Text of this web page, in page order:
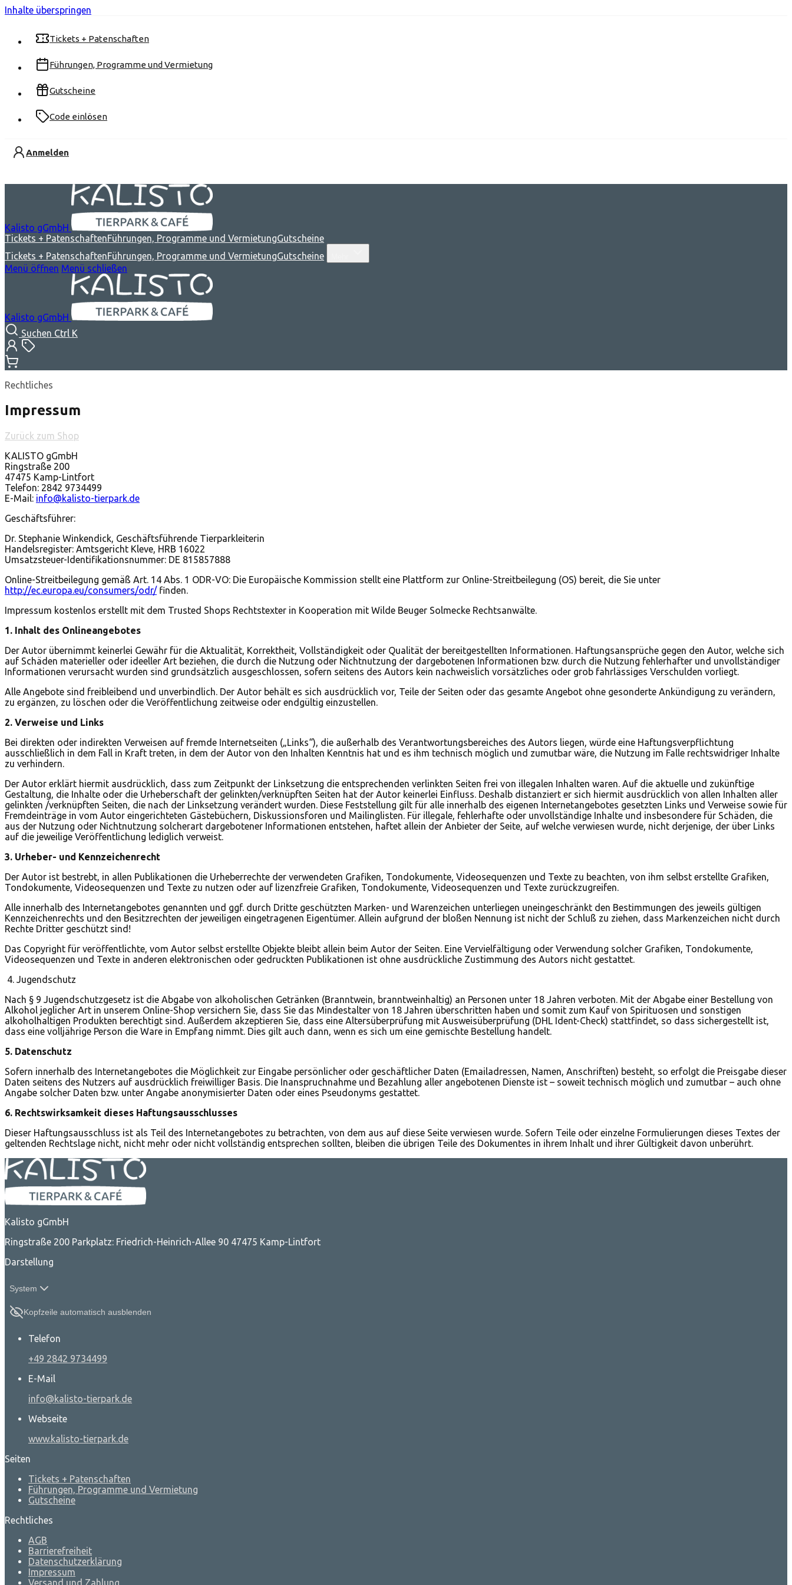
Inhalte überspringen
Tickets + Patenschaften
Führungen, Programme und Vermietung
Gutscheine
Code einlösen
Anmelden
Kalisto gGmbH
Tickets + PatenschaftenFührungen, Programme und VermietungGutscheine
Tickets + PatenschaftenFührungen, Programme und VermietungGutscheine
Menü öffnen Menü schließen
Kalisto gGmbH
Suchen Ctrl K
Rechtliches
Impressum
Zurück zum Shop
KALISTO gGmbH
Ringstraße 200
47475 Kamp-Lintfort
Telefon: 2842 9734499
E-Mail: info@kalisto-tierpark.de
Geschäftsführer:
Dr. Stephanie Winkendick, Geschäftsführende Tierparkleiterin
Handelsregister: Amtsgericht Kleve, HRB 16022
Umsatzsteuer-Identifikationsnummer: DE 815857888
Online-Streitbeilegung gemäß Art. 14 Abs. 1 ODR-VO: Die Europäische Kommission stellt eine Plattform zur Online-Streitbeilegung (OS) bereit, die Sie unter
http://ec.europa.eu/consumers/odr/finden.
Impressum kostenlos erstellt mit dem Trusted Shops Rechtstexter in Kooperation mit Wilde Beuger Solmecke Rechtsanwälte.
1. Inhalt des Onlineangebotes
Der Autor übernimmt keinerlei Gewähr für die Aktualität, Korrektheit, Vollständigkeit oder Qualität der bereitgestellten Informationen. Haftungsansprüche gegen den Autor, welche sich
auf Schäden materieller oder ideeller Art beziehen, die durch die Nutzung oder Nichtnutzung der dargebotenen Informationen bzw. durch die Nutzung fehlerhafter und unvollständiger
Informationen verursacht wurden sind grundsätzlich ausgeschlossen, sofern seitens des Autors kein nachweislich vorsätzliches oder grob fahrlässiges Verschulden vorliegt.
Alle Angebote sind freibleibend und unverbindlich. Der Autor behält es sich ausdrücklich vor, Teile der Seiten oder das gesamte Angebot ohne gesonderte Ankündigung zu verändern,
zu ergänzen, zu löschen oder die Veröffentlichung zeitweise oder endgültig einzustellen.
2. Verweise und Links
Bei direkten oder indirekten Verweisen auf fremde Internetseiten („Links“), die außerhalb des Verantwortungsbereiches des Autors liegen, würde eine Haftungsverpflichtung
ausschließlich in dem Fall in Kraft treten, in dem der Autor von den Inhalten Kenntnis hat und es ihm technisch möglich und zumutbar wäre, die Nutzung im Falle rechtswidriger Inhalte
zu verhindern.
Der Autor erklärt hiermit ausdrücklich, dass zum Zeitpunkt der Linksetzung die entsprechenden verlinkten Seiten frei von illegalen Inhalten waren. Auf die aktuelle und zukünftige
Gestaltung, die Inhalte oder die Urheberschaft der gelinkten/verknüpften Seiten hat der Autor keinerlei Einfluss. Deshalb distanziert er sich hiermit ausdrücklich von allen Inhalten aller
gelinkten /verknüpften Seiten, die nach der Linksetzung verändert wurden. Diese Feststellung gilt für alle innerhalb des eigenen Internetangebotes gesetzten Links und Verweise sowie für
Fremdeinträge in vom Autor eingerichteten Gästebüchern, Diskussionsforen und Mailinglisten. Für illegale, fehlerhafte oder unvollständige Inhalte und insbesondere für Schäden, die
aus der Nutzung oder Nichtnutzung solcherart dargebotener Informationen entstehen, haftet allein der Anbieter der Seite, auf welche verwiesen wurde, nicht derjenige, der über Links
auf die jeweilige Veröffentlichung lediglich verweist.
3. Urheber- und Kennzeichenrecht
Der Autor ist bestrebt, in allen Publikationen die Urheberrechte der verwendeten Grafiken, Tondokumente, Videosequenzen und Texte zu beachten, von ihm selbst erstellte Grafiken,
Tondokumente, Videosequenzen und Texte zu nutzen oder auf lizenzfreie Grafiken, Tondokumente, Videosequenzen und Texte zurückzugreifen.
Alle innerhalb des Internetangebotes genannten und ggf. durch Dritte geschützten Marken- und Warenzeichen unterliegen uneingeschränkt den Bestimmungen des jeweils gültigen
Kennzeichenrechts und den Besitzrechten der jeweiligen eingetragenen Eigentümer. Allein aufgrund der bloßen Nennung ist nicht der Schluß zu ziehen, dass Markenzeichen nicht durch
Rechte Dritter geschützt sind!
Das Copyright für veröffentlichte, vom Autor selbst erstellte Objekte bleibt allein beim Autor der Seiten. Eine Vervielfältigung oder Verwendung solcher Grafiken, Tondokumente,
Videosequenzen und Texte in anderen elektronischen oder gedruckten Publikationen ist ohne ausdrückliche Zustimmung des Autors nicht gestattet.
4. Jugendschutz
Nach § 9 Jugendschutzgesetz ist die Abgabe von alkoholischen Getränken (Branntwein, branntweinhaltig) an Personen unter 18 Jahren verboten. Mit der Abgabe einer Bestellung von
Alkohol jeglicher Art in unserem Online-Shop versichern Sie, dass Sie das Mindestalter von 18 Jahren überschritten haben und somit zum Kauf von Spirituosen und sonstigen
alkoholhaltigen Produkten berechtigt sind. Außerdem akzeptieren Sie, dass eine Altersüberprüfung mit Ausweisüberprüfung (DHL Ident-Check) stattfindet, so dass sichergestellt ist,
dass eine volljährige Person die Ware in Empfang nimmt. Dies gilt auch dann, wenn es sich um eine gemischte Bestellung handelt.
5. Datenschutz
Sofern innerhalb des Internetangebotes die Möglichkeit zur Eingabe persönlicher oder geschäftlicher Daten (Emailadressen, Namen, Anschriften) besteht, so erfolgt die Preisgabe dieser
Daten seitens des Nutzers auf ausdrücklich freiwilliger Basis. Die Inanspruchnahme und Bezahlung aller angebotenen Dienste ist – soweit technisch möglich und zumutbar – auch ohne
Angabe solcher Daten bzw. unter Angabe anonymisierter Daten oder eines Pseudonyms gestattet.
6. Rechtswirksamkeit dieses Haftungsausschlusses
Dieser Haftungsausschluss ist als Teil des Internetangebotes zu betrachten, von dem aus auf diese Seite verwiesen wurde. Sofern Teile oder einzelne Formulierungen dieses Textes der
geltenden Rechtslage nicht, nicht mehr oder nicht vollständig entsprechen sollten, bleiben die übrigen Teile des Dokumentes in ihrem Inhalt und ihrer Gültigkeit davon unberührt.
Kalisto gGmbH
Ringstraße 200 Parkplatz: Friedrich-Heinrich-Allee 90 47475 Kamp-Lintfort
Darstellung
System
Kopfzeile automatisch ausblenden
Telefon
+49 2842 9734499
E-Mail
info@kalisto-tierpark.de
Webseite
www.kalisto-tierpark.de
Seiten
Tickets + Patenschaften
Führungen, Programme und Vermietung
Gutscheine
Rechtliches
AGB
Barrierefreiheit
Datenschutzerklärung
Impressum
Versand und Zahlung